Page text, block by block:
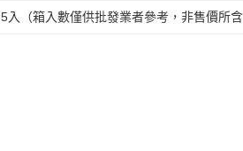
5入（箱入數僅供批發業者參考，非售價所含